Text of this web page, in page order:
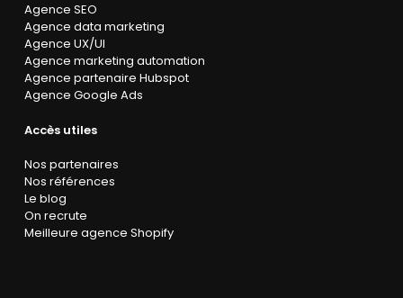
Agence SEO
Agence data marketing
Agence UX/UI
Agence marketing automation
Agence partenaire Hubspot
Agence Google Ads
Accès utiles
Nos partenaires
Nos références
Le blog
On recrute
Meilleure agence Shopify